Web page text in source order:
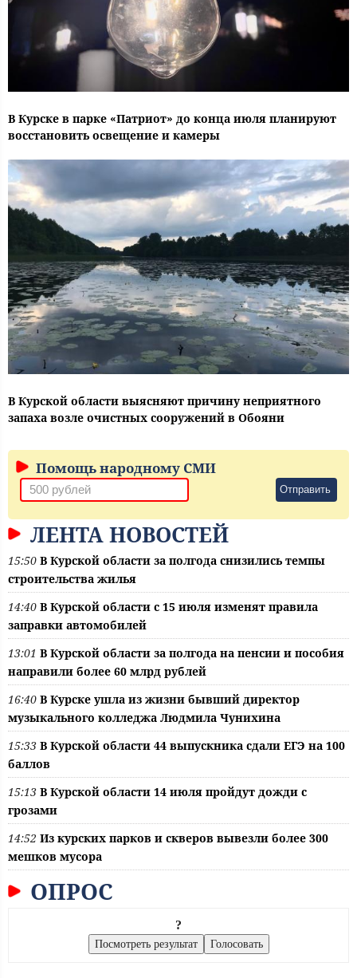
В Курске в парке «Патриот» до конца июля планируют
восстановить освещение и камеры
В Курской области выясняют причину неприятного
запаха возле очистных сооружений в Обояни
Помощь народному СМИ
Отправить
ЛЕНТА НОВОСТЕЙ
15:50 В Курской области за полгода снизились темпы
строительства жилья
14:40 В Курской области с 15 июля изменят правила
заправки автомобилей
13:01 В Курской области за полгода на пенсии и пособия
направили более 60 млрд рублей
16:40 В Курске ушла из жизни бывший директор
музыкального колледжа Людмила Чунихина
15:33 В Курской области 44 выпускника сдали ЕГЭ на 100
баллов
15:13 В Курской области 14 июля пройдут дожди с
грозами
14:52 Из курских парков и скверов вывезли более 300
мешков мусора
ОПРОС
?